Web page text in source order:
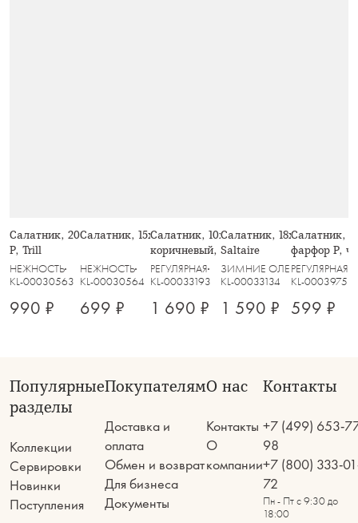
Салатник, 20х8 см, 910 мл, стекло
Р, Trill
НЕЖНОСТЬ
KL-00030563
990 ₽
Салатник, 15х6 см, стекло Р, Trill
НЕЖНОСТЬ
KL-00030564
699 ₽
Салатник, 10х17 см, 1,1 л, стекло Р,
коричневый, Узоры, Galaxy
РЕГУЛЯРНАЯ
KL-00033193
1 690 ₽
Салатник, 18х9 см, 1 л,
Saltaire
ЗИМНИЕ ОЛЕНИ
KL-00033134
1 590 ₽
Салатник,
фарфор P,
Umi
РЕГУЛЯРНАЯ
KL-00039758
599 ₽
Популярные
разделы
Коллекции
Сервировки
Новинки
Поступления
Покупателям
Доставка и
оплата
Обмен и возврат
Для бизнеса
Документы
О нас
Контакты
О
компании
Контакты
+7 (499) 653-
98
+7 (800) 333-
72
Пн - Пт с 9:30 до
18:00